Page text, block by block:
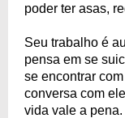
poder ter asas,
Seu trabalho é
pensa em se
se encontrar
conversa com
vida vale a pena.